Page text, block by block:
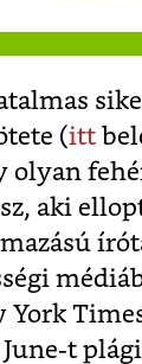
(itt
olyan
aki
York
t